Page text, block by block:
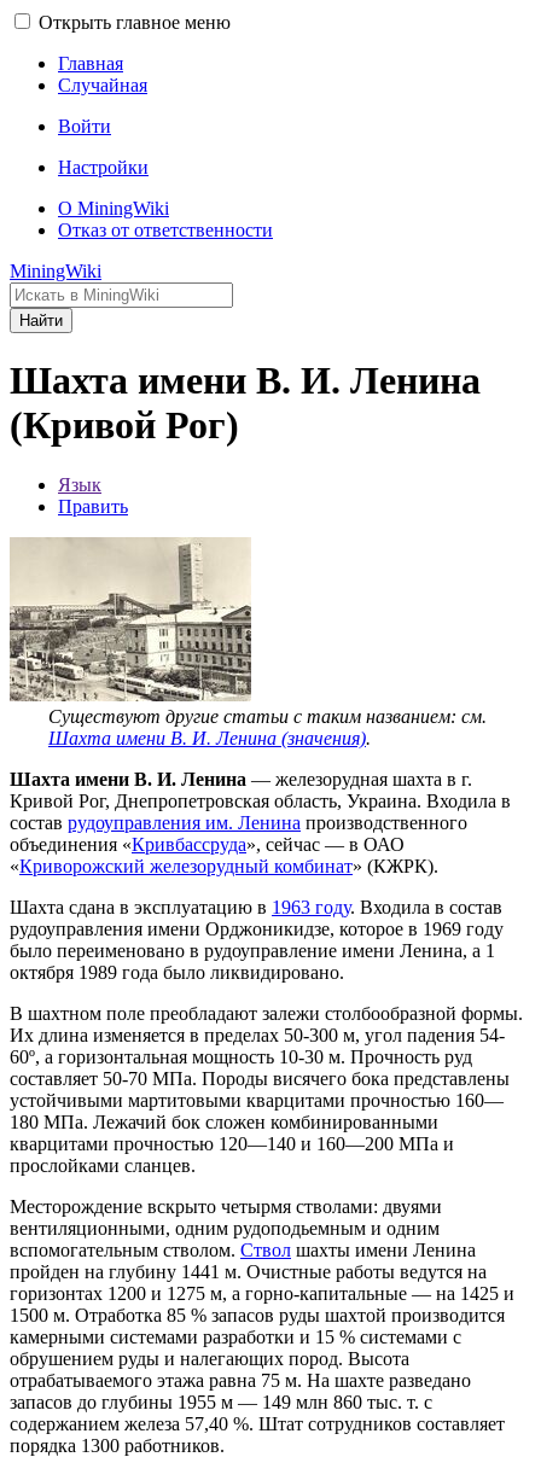
Открыть главное меню
Главная
Случайная
Войти
Настройки
О MiningWiki
Отказ от ответственности
MiningWiki
Найти
Шахта имени В. И. Ленина
(Кривой Рог)
Язык
Править
Существуют другие статьи с таким названием: см.
Шахта имени В. И. Ленина (значения).
Шахта имени В. И. Ленина — железорудная шахта в г.
Кривой Рог, Днепропетровская область, Украина. Входила в
состав рудоуправления им. Ленина производственного
объединения «Кривбассруда», сейчас — в ОАО
«Криворожский железорудный комбинат» (КЖРК).
Шахта сдана в эксплуатацию в 1963 году. Входила в состав
рудоуправления имени Орджоникидзе, которое в 1969 году
было переименовано в рудоуправление имени Ленина, а 1
октября 1989 года было ликвидировано.
В шахтном поле преобладают залежи столбообразной формы.
Их длина изменяется в пределах 50-300 м, угол падения 54-
60º, а горизонтальная мощность 10-30 м. Прочность руд
составляет 50-70 МПа. Породы висячего бока представлены
устойчивыми мартитовыми кварцитами прочностью 160—
180 МПа. Лежачий бок сложен комбинированными
кварцитами прочностью 120—140 и 160—200 МПа и
прослойками сланцев.
Месторождение вскрыто четырмя стволами: двуями
вентиляционными, одним рудоподьемным и одним
вспомогательным стволом. Ствол шахты имени Ленина
пройден на глубину 1441 м. Очистные работы ведутся на
горизонтах 1200 и 1275 м, а горно-капитальные — на 1425 и
1500 м. Отработка 85 % запасов руды шахтой производится
камерными системами разработки и 15 % системами с
обрушением руды и налегающих пород. Высота
отрабатываемого этажа равна 75 м. На шахте разведано
запасов до глубины 1955 м — 149 млн 860 тыс. т. с
содержанием железа 57,40 %. Штат сотрудников составляет
порядка 1300 работников.